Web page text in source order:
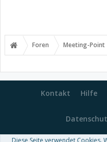
Foren Meeting-Point
Kontakt Hilfe
Diese Seite verwendet Cookies.